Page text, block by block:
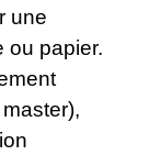
une
ou papier.